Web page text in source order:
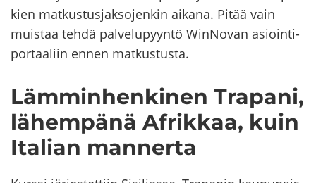
kien mat­kus­tus­jak­so­jen­kin ai­ka­na. Pitää vain
muis­taa tehdä pal­ve­lu­pyyn­tö WinNovan asioin­ti­
por­taa­liin ennen mat­kus­tus­ta.
Läm­min­hen­ki­nen Tra­pa­ni,
lä­hem­pä­nä Afrik­kaa, kuin
Ita­lian man­ner­ta